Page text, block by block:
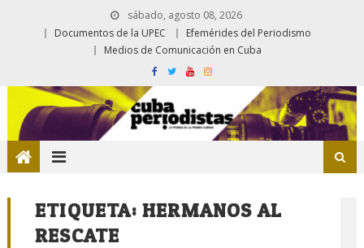
sábado, agosto 08, 2026
Documentos de la UPEC
Efemérides del Periodismo
Medios de Comunicación en Cuba
ETIQUETA: HERMANOS AL
RESCATE